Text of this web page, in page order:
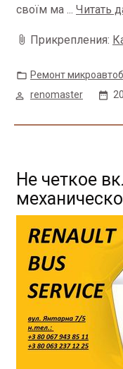
своїм ма ... Читать
Прикрепления:
Ремонт
renomaster
Не четкое